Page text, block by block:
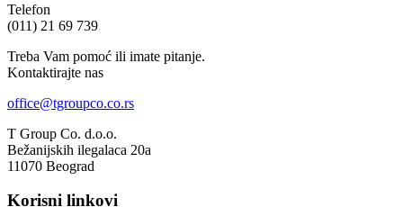
Telefon
(011) 21 69 739
Treba Vam pomoć ili imate pitanje.
Kontaktirajte nas
office@tgroupco.co.rs
T Group Co. d.o.o.
Bežanijskih ilegalaca 20a
11070 Beograd
Korisni linkovi